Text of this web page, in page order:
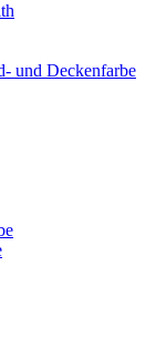
und Deckenfarbe